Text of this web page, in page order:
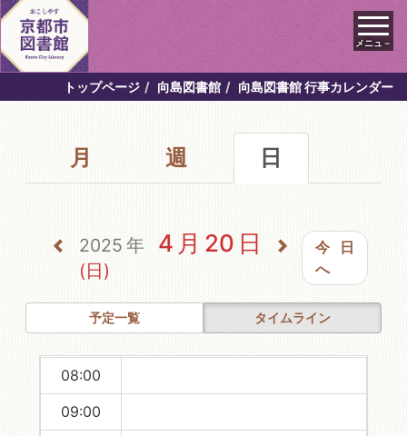
メニュ－
トップページ 向島図書館 向島図書館 行事カレンダー
月 週 日
2025年 4月20日
(日)
今日
へ
予定一覧 タイムライン
00:00
02:00
05:00
06:00
07:00
08:00
09:00